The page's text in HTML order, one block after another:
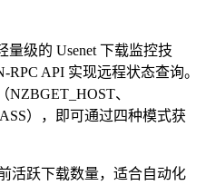
量级的 Usenet 下载监控技
RPC API 实现远程状态查询。
、
），即可通过四种模式获
活跃下载数量，适合自动化